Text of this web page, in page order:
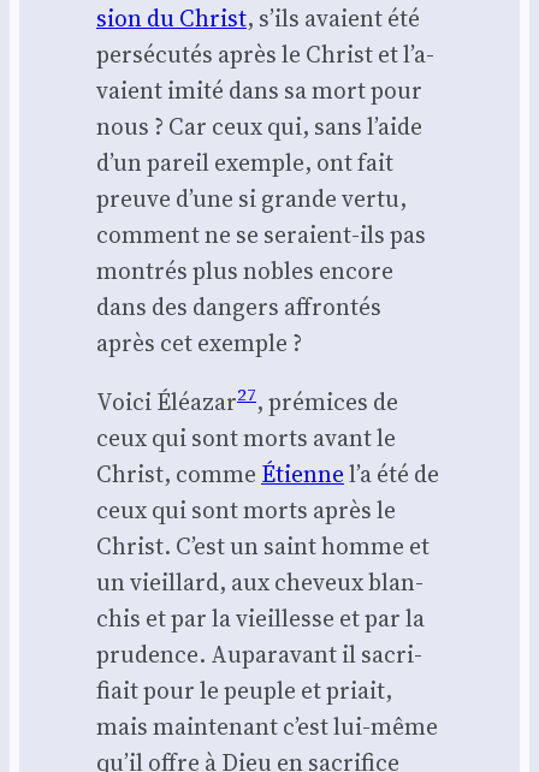
sion du Christ, s’ils avaient été
per­sé­cu­tés après le Christ et l’a­
vaient imi­té dans sa mort pour
nous ? Car ceux qui, sans l’aide
d’un pareil exemple, ont fait
preuve d’une si grande ver­tu,
com­ment ne se seraient-ils pas
mon­trés plus nobles encore
dans des dan­gers affron­tés
après cet exemple ?
Voi­ci Éléa­zar27, pré­mices de
ceux qui sont morts avant le
Christ, comme Étiennel’a été de
ceux qui sont morts après le
Christ. C’est un saint homme et
un vieillard, aux che­veux blan­
chis et par la vieillesse et par la
pru­dence. Aupa­ra­vant il sacri­
fiait pour le peuple et priait,
mais main­te­nant c’est lui-même
qu’il offre à Dieu en sacri­fice